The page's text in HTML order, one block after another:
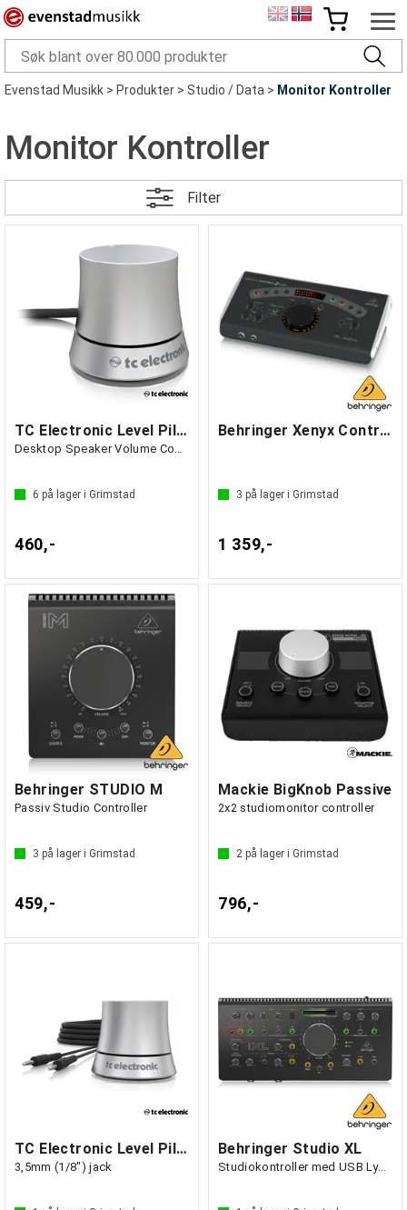
Evenstad Musikk>Produkter>Studio / Data> Monitor Kontroller
Monitor Kontroller
Filter
TC Electronic Level Pilot X
Desktop Speaker Volume Controller, XLR
6 på lager i Grimstad
460,-
Behringer Xenyx Control2USB
3 på lager i Grimstad
1 359,-
Behringer STUDIO M
Passiv Studio Controller
3 på lager i Grimstad
459,-
Mackie BigKnob Passive
2x2 studiomonitor controller
2 på lager i Grimstad
796,-
TC Electronic Level Pilot C
3,5mm (1/8") jack
Behringer Studio XL
Studiokontroller med USB Lydkort